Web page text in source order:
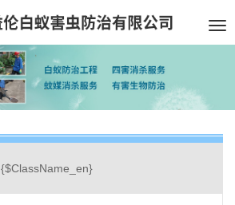
{$ClassName_en}